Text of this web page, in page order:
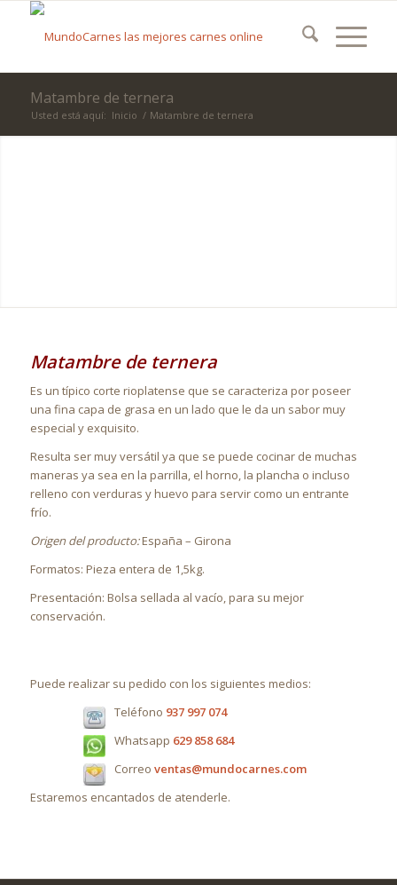
Matambre de ternera
Usted está aquí: Inicio / Matambre de ternera
Matambre de ternera
Es un típico corte rioplatense que se caracteriza por poseer
una fina capa de grasa en un lado que le da un sabor muy
especial y exquisito.
Resulta ser muy versátil ya que se puede cocinar de muchas
maneras ya sea en la parrilla, el horno, la plancha o incluso
relleno con verduras y huevo para servir como un entrante
frío.
Origen del producto:España – Girona
Formatos: Pieza entera de 1,5kg.
Presentación: Bolsa sellada al vacío, para su mejor
conservación.
Puede realizar su pedido con los siguientes medios:
Teléfono 937 997 074
Whatsapp 629 858 684
Correo ventas@mundocarnes.com
Estaremos encantados de atenderle.